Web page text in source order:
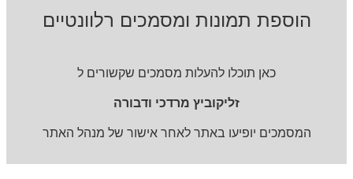
הוספת תמונות ומסמכים רלוונטיים
כאן תוכלו להעלות מסמכים שקשורים ל
זליקוביץ מרדכי ודבורה
המסמכים יופיעו באתר לאחר אישור של מנהל האתר